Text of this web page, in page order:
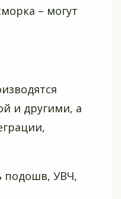
– могут
и другими, а
подошв, УВЧ,